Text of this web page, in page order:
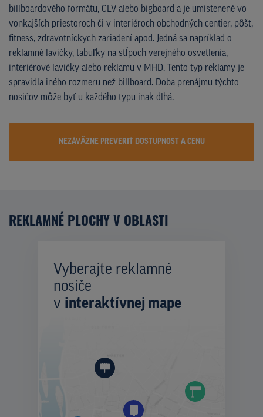
billboardového formátu, CLV alebo bigboard a je umístenené vo
vonkajších priestoroch či v interiéroch obchodných centier, pôšt,
fitness, zdravotníckych zariadení apod. Jedná sa napríklad o
reklamné lavičky, tabuľky na stĺpoch verejného osvetlenia,
interiérové lavičky alebo reklamu v MHD. Tento typ reklamy je
spravidla iného rozmeru než billboard. Doba prenájmu týchto
nosičov môže byť u každého typu inak dlhá.
NEZÁVÄZNE PREVERIŤ DOSTUPNOST A CENU
REKLAMNÉ PLOCHY V OBLASTI
Vyberajte reklamné
nosiče
v interaktívnej mape